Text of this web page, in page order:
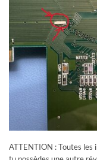
ATTENTION : Toutes les